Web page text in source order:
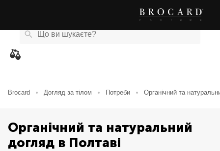
Brocard Догляд за тілом Потреби Органічний та
Органічний та натуральний
догляд в Полтаві